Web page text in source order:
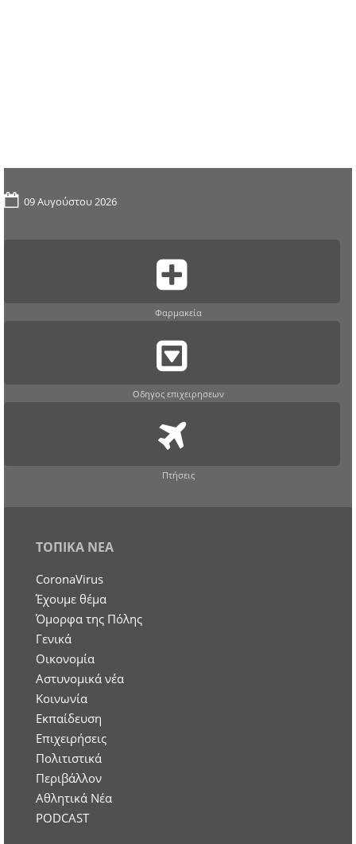
09 Αυγούστου 2026
Φαρμακεία
Οδηγος επιχειρησεων
Πτήσεις
ΤΟΠΙΚΑ ΝΕΑ
CoronaVirus
Έχουμε θέμα
Όμορφα της Πόλης
Γενικά
Οικονομία
Aστυνομικά νέα
Κοινωνία
Εκπαίδευση
Επιχειρήσεις
Πολιτιστικά
Περιβάλλον
Αθλητικά Νέα
PODCAST